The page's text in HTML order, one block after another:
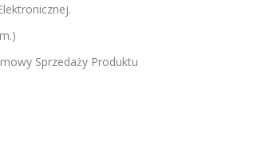
Sprzedaży Produktu